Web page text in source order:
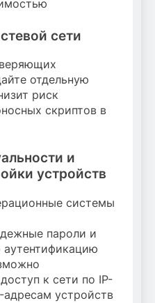
сети
отдельную
риск
скриптов в
и
устройств
системы
пароли и
к сети по IP-
устройств